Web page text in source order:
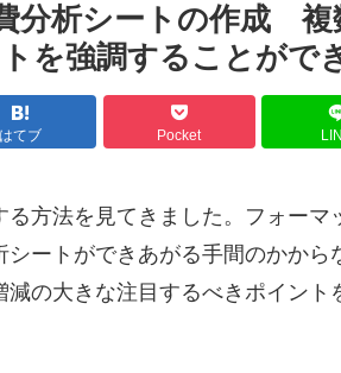
分析シートの作成 複
を強調することがで
はてブ Pocket
方法を見てきました。フォーマ
ートができあがる手間のかから
の大きな注目するべきポイント